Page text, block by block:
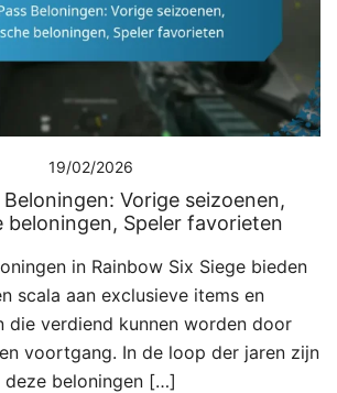
19/02/2026
Vorige seizoenen,
beloningen, Speler favorieten
in Rainbow Six Siege bieden
scala aan exclusieve items en
die verdiend kunnen worden door
voortgang. In de loop der jaren zijn
deze beloningen […]